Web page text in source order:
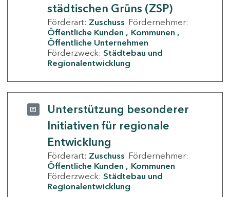
städtischen Grüns (ZSP)
Förderart: Zuschuss Fördernehmer:
Öffentliche Kunden
Kommunen
Öffentliche Unternehmen
Förderzweck: Städtebau und
Regionalentwicklung
Unterstützung besonderer
Initiativen für regionale
Entwicklung
Förderart: Zuschuss Fördernehmer:
Öffentliche Kunden
Kommunen
Förderzweck: Städtebau und
Regionalentwicklung